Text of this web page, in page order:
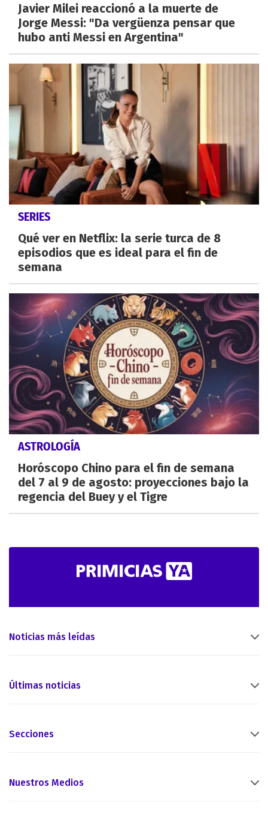
Javier Milei reaccionó a la muerte de
Jorge Messi: "Da vergüenza pensar que
hubo anti Messi en Argentina"
SERIES
Qué ver en Netflix: la serie turca de 8
episodios que es ideal para el fin de
semana
ASTROLOGÍA
Horóscopo Chino para el fin de semana
del 7 al 9 de agosto: proyecciones bajo la
regencia del Buey y el Tigre
Noticias más leídas
Últimas noticias
Secciones
Nuestros Medios